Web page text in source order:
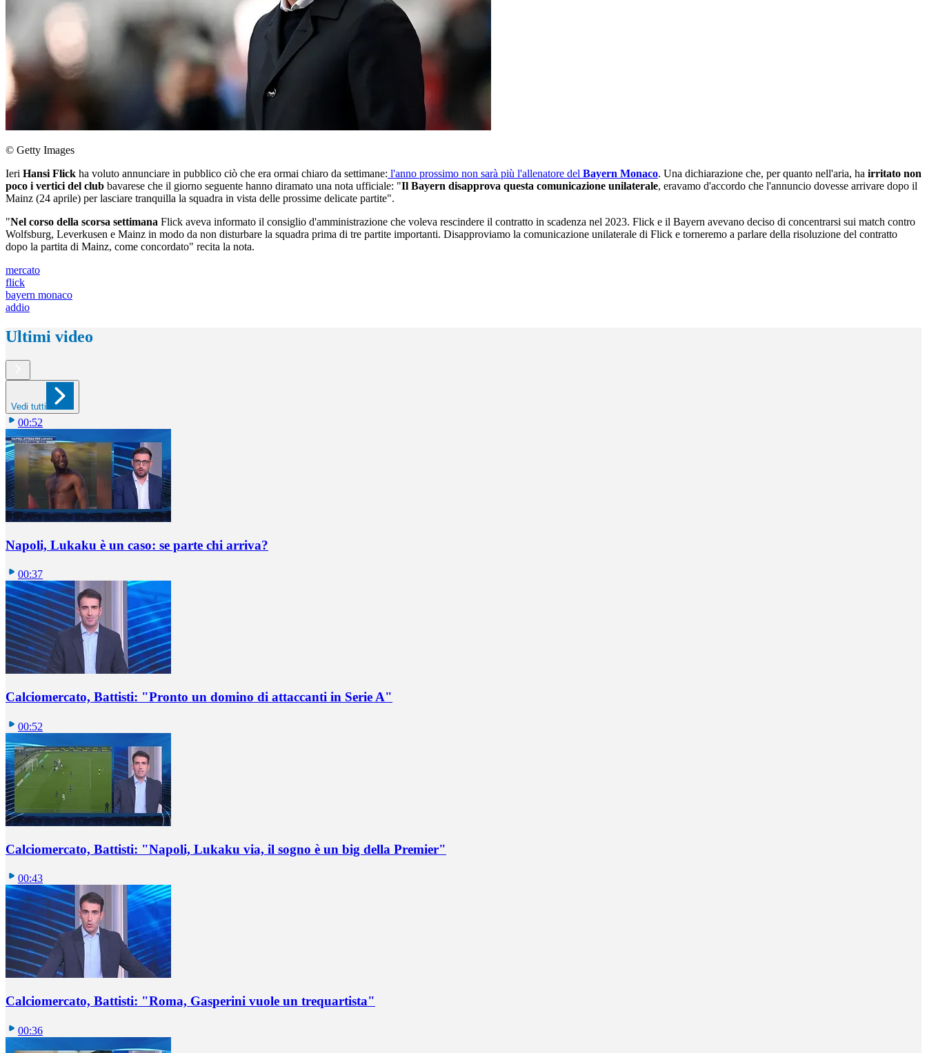
© Getty Images
Ieri Hansi Flick ha voluto annunciare in pubblico ciò che era ormai chiaro da settimane: l'anno prossimo non sarà più l'allenatore del Bayern Monaco. Una dichiarazione che, per quanto nell'aria, ha irritato non
poco i vertici del club bavarese che il giorno seguente hanno diramato una nota ufficiale: "Il Bayern disapprova questa comunicazione unilaterale, eravamo d'accordo che l'annuncio dovesse arrivare dopo il
Mainz (24 aprile) per lasciare tranquilla la squadra in vista delle prossime delicate partite".
"Nel corso della scorsa settimana Flick aveva informato il consiglio d'amministrazione che voleva rescindere il contratto in scadenza nel 2023. Flick e il Bayern avevano deciso di concentrarsi sui match contro
Wolfsburg, Leverkusen e Mainz in modo da non disturbare la squadra prima di tre partite importanti. Disapproviamo la comunicazione unilaterale di Flick e torneremo a parlare della risoluzione del contratto
dopo la partita di Mainz, come concordato" recita la nota.
mercato
flick
bayern monaco
addio
Ultimi video
Vedi tutti
00:52
Napoli, Lukaku è un caso: se parte chi arriva?
00:37
Calciomercato, Battisti: "Pronto un domino di attaccanti in Serie A"
00:52
Calciomercato, Battisti: "Napoli, Lukaku via, il sogno è un big della Premier"
00:43
Calciomercato, Battisti: "Roma, Gasperini vuole un trequartista"
00:36